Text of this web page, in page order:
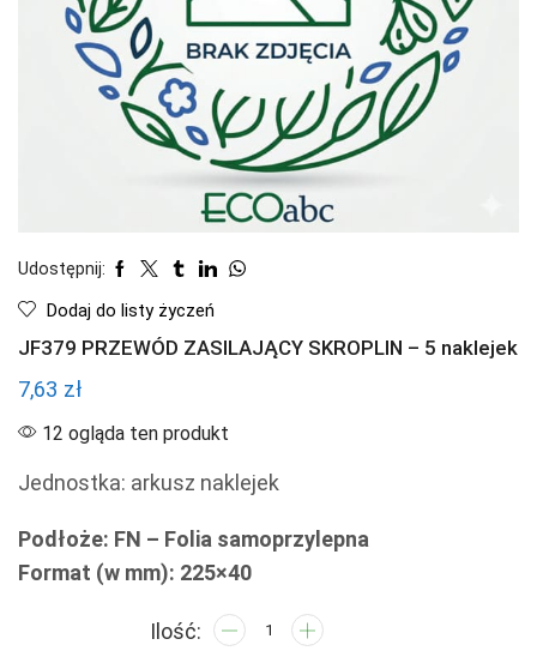
Udostępnij:
Dodaj do listy życzeń
JF379 PRZEWÓD ZASILAJĄCY SKROPLIN – 5 naklejek
7,63 zł
12 ogląda ten produkt
Jednostka: arkusz naklejek
Podłoże: FN – Folia samoprzylepna
Format (w mm): 225×40
ilość